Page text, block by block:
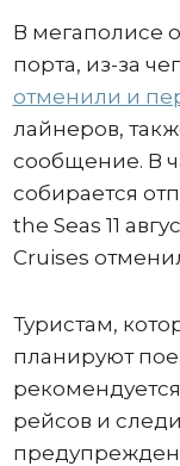
В мегаполисе
порта, из-за
отменили и
лайнеров,
сообщение. В
собирается
the Seas 11
Cruises
Туристам,
планируют
рейсов и